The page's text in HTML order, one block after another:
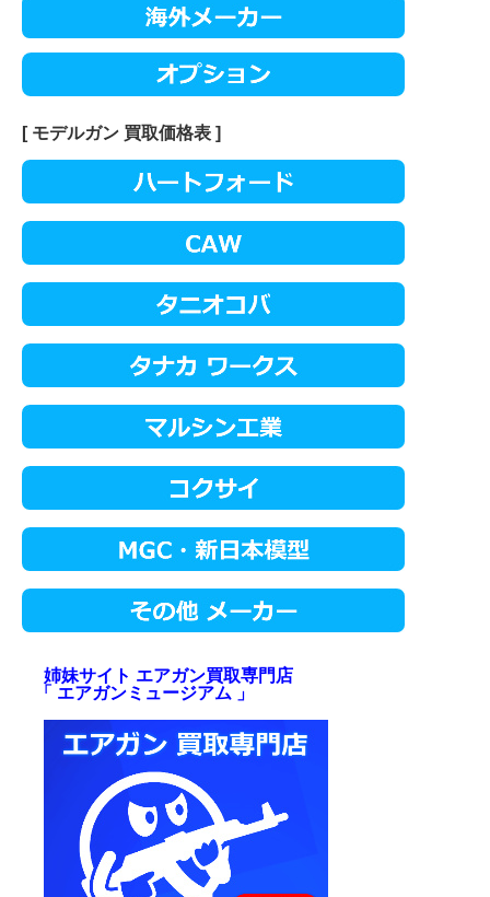
[ モデルガン 買取価格表 ]
姉妹サイト エアガン買取専門店
「 エアガンミュージアム 」